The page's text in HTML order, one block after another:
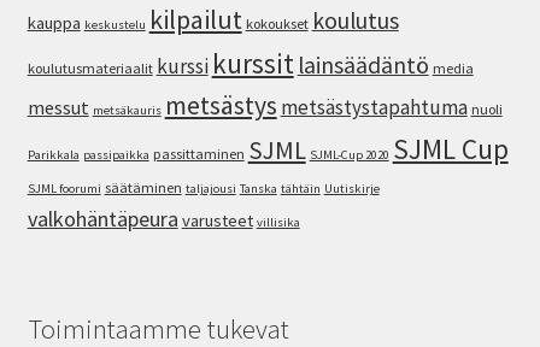
kauppa keskustelu kilpailut kokoukset koulutus
koulutusmateriaalit kurssi kurssit lainsäädäntö media
messut metsäkauris metsästys metsästystapahtuma nuoli
Parikkala passipaikka passittaminen SJML SJML-Cup 2020 SJML Cup
SJML foorumi säätäminen taljajousi Tanska tähtäin Uutiskirje
valkohäntäpeura varusteet villisika
Toimintaamme tukevat